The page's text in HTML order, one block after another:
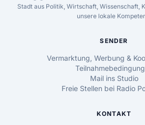
Stadt aus Politik, Wirtschaft, Wissenschaft,
unsere lokale
SENDER
Vermarktung, Werbung &
Mail ins Studio
Freie Stellen bei Radio
KONTAKT